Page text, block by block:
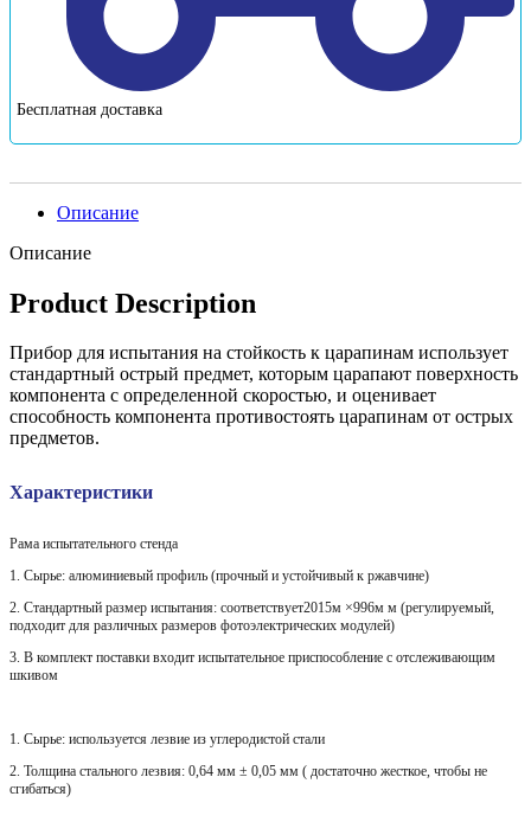
Бесплатная доставка
Описание
Описание
Product Description
Прибор для испытания на стойкость к царапинам использует
стандартный острый предмет, которым царапают поверхность
компонента с определенной скоростью, и оценивает
способность компонента противостоять царапинам от острых
предметов.
Характеристики
Рама испытательного стенда
1. Сырье: алюминиевый профиль (прочный и устойчивый к ржавчине)
2. Стандартный размер испытания: соответствует2015м ×996м м (регулируемый,
подходит для различных размеров фотоэлектрических модулей)
3. В комплект поставки входит испытательное приспособление с отслеживающим
шкивом
1. Сырье: используется лезвие из углеродистой стали
2. Толщина стального лезвия: 0,64 мм ± 0,05 мм ( достаточно жесткое, чтобы не
сгибаться)